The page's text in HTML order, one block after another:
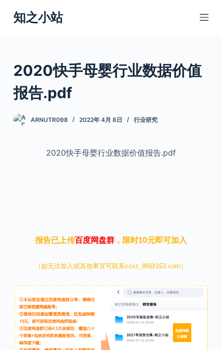
跳
过
知之小站
2020快手母婴行业数据价值
报告.pdf
ARNUTR098 2022年 4月 8日 行业研究
2020快手母婴行业数据价值报告.pdf
报告已上传百度网盘群，限时10元即可加入
（如无法加入或其他事宜可联系zzxz_88@163.com）